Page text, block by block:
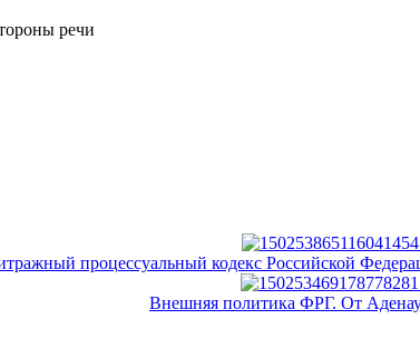
речи
процессуальный кодекс Российской
Внешняя политика ФРГ. От